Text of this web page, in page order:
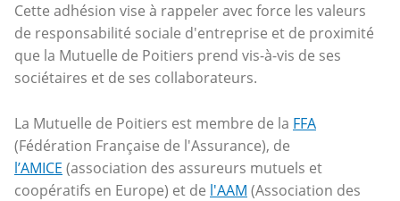
Cette adhésion vise à rappeler avec force les valeurs
de responsabilité sociale d'entreprise et de proximité
que la Mutuelle de Poitiers prend vis-à-vis de ses
sociétaires et de ses collaborateurs.
La Mutuelle de Poitiers est membre de la FFA
(Fédération Française de l'Assurance), de
l’AMICE (association des assureurs mutuels et
coopératifs en Europe) et de l'AAM (Association des